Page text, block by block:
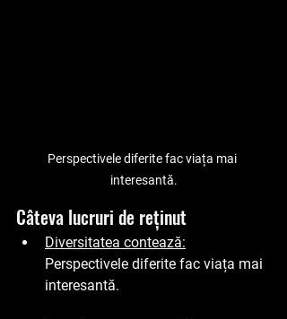
Perspectivele diferite fac viața mai
interesantă.
Câteva lucruri de reținut
Diversitatea contează:
Perspectivele diferite fac viața mai
interesantă.